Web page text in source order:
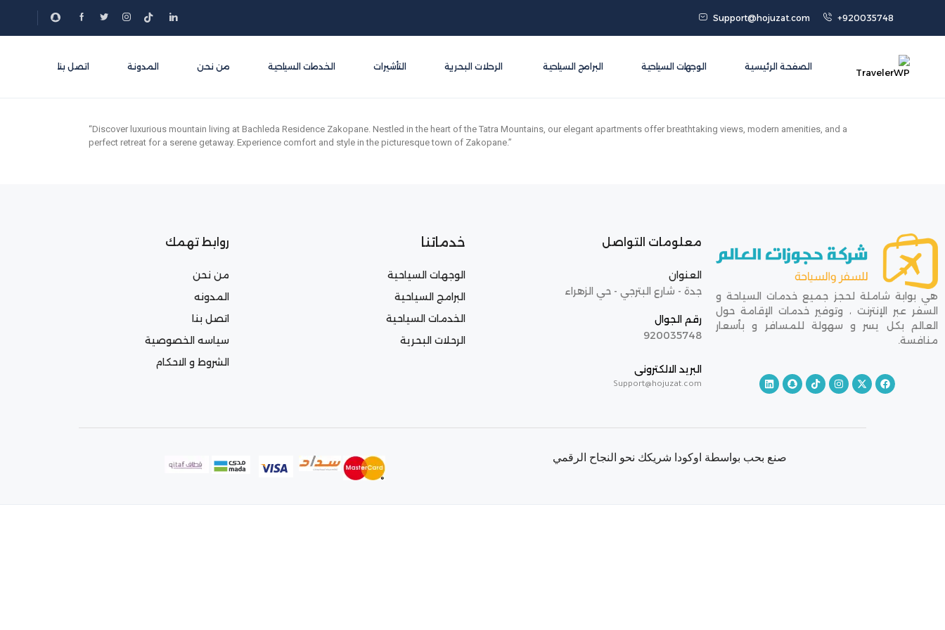
+920035748
Support@hojuzat.com
الصفحة الرئيسية الوجهات السياحية البرامج السياحية الرحلات البحرية التأشيرات الخدمات السياحية من نحن المدونة اتصل بنا
“Discover luxurious mountain living at Bachleda Residence Zakopane. Nestled in the heart of the Tatra Mountains, our elegant apartments offer breathtaking views, modern amenities, and a
perfect retreat for a serene getaway. Experience comfort and style in the picturesque town of Zakopane.”
هي بوابة شاملة لحجز جميع خدمات السياحة و
السفر عبر الإنترنت ، وتوفير خدمات الإقامة حول
العالم بكل يسر و سهولة للمسافر و بأسعار
منافسة.
معلومات التواصل
العنوان
جدة - شارع البترجي - حي الزهراء
رقم الجوال
920035748
البريد الالكترونى
Support@hojuzat.com
خدماتنا
الوجهات السياحية
البرامج السياحية
الخدمات السياحية
الرحلات البحرية
روابط تهمك
من نحن
المدونه
اتصل بنا
سياسه الخصوصية
الشروط و الاحكام
صنع بحب بواسطة اوكودا شريكك نحو النجاح الرقمي